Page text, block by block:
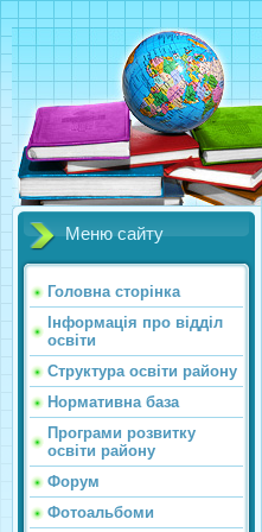
Меню сайту
Головна сторінка
Інформація про відділ
освіти
Структура освіти району
Нормативна база
Програми розвитку
освіти району
Форум
Фотоальбоми